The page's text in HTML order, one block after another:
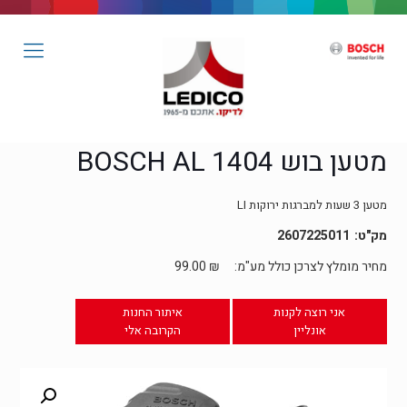
מטען בוש BOSCH AL 1404
מטען 3 שעות למברגות ירוקות LI
2607225011
מחיר מומלץ לצרכן כולל מע"מ:
99.00 ₪
אני רוצה לקנות
אונליין
איתור החנות
הקרובה אלי